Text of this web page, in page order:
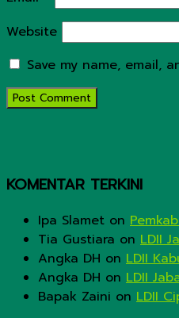
Website
Save my name, email,
KOMENTAR TERKINI
Ipa Slamet on
Tia Gustiara on LDII
Angka DH on LDII
Angka DH on LDII
Bapak Zaini on LDII